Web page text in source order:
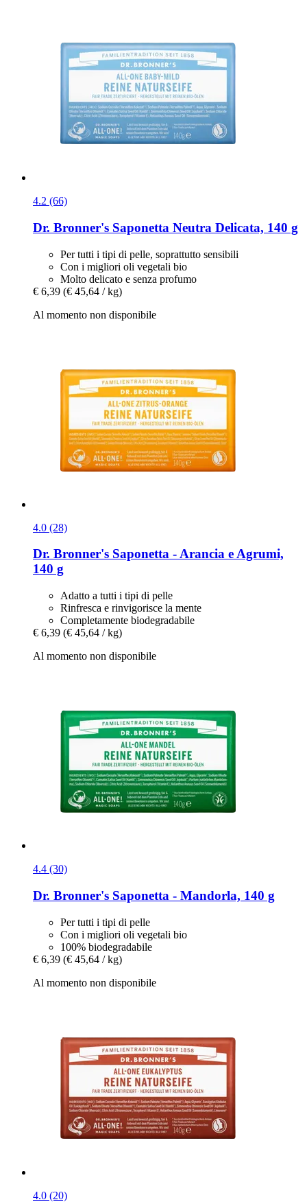
4.2 (66)
Dr. Bronner's Saponetta Neutra Delicata, 140 g
Per tutti i tipi di pelle, soprattutto sensibili
Con i migliori oli vegetali bio
Molto delicato e senza profumo
€ 6,39 (€ 45,64 / kg)
Al momento non disponibile
4.0 (28)
Dr. Bronner's Saponetta -​ Arancia e Agrumi,
140 g
Adatto a tutti i tipi di pelle
Rinfresca e rinvigorisce la mente
Completamente biodegradabile
€ 6,39 (€ 45,64 / kg)
Al momento non disponibile
4.4 (30)
Dr. Bronner's Saponetta -​ Mandorla, 140 g
Per tutti i tipi di pelle
Con i migliori oli vegetali bio
100% biodegradabile
€ 6,39 (€ 45,64 / kg)
Al momento non disponibile
4.0 (20)